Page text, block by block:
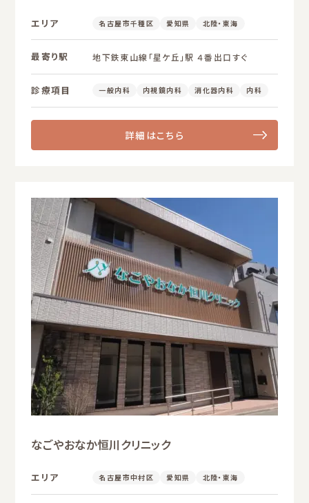
エリア 名古屋市千種区 愛知県 北陸・東海
最寄り駅 地下鉄東山線「星ケ丘」駅 ４番出口すぐ
診療項目 一般内科 内視鏡内科 消化器内科 内科
詳細はこちら
なごやおなか恒川クリニック
エリア 名古屋市中村区 愛知県 北陸・東海